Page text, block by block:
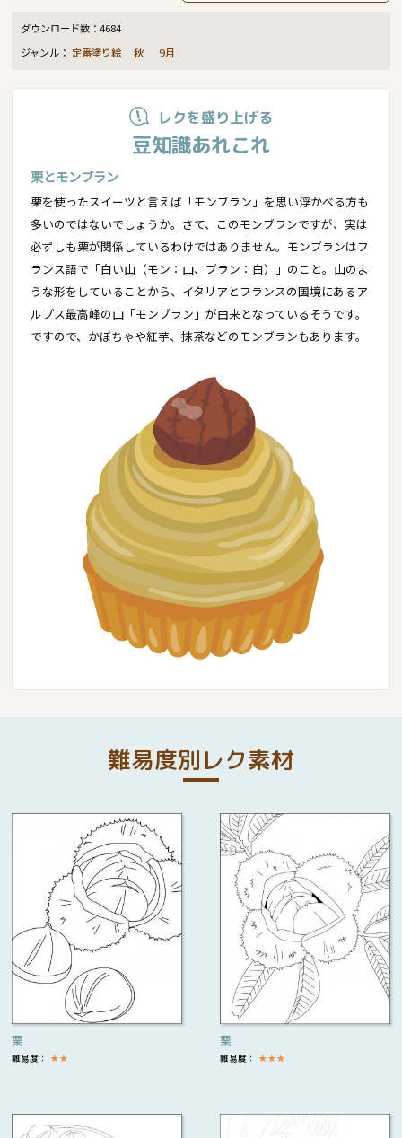
ダウンロード数：4684
ジャンル： 定番塗り絵 秋 9月
レクを盛り上げる
豆知識あれこれ
栗とモンブラン
栗を使ったスイーツと言えば「モンブラン」を思い浮かべる方も
多いのではないでしょうか。さて、このモンブランですが、実は
必ずしも栗が関係しているわけではありません。モンブランはフ
ランス語で「白い山（モン：山、ブラン：白）」のこと。山のよ
うな形をしていることから、イタリアとフランスの国境にあるア
ルプス最高峰の山「モンブラン」が由来となっているそうです。
ですので、かぼちゃや紅芋、抹茶などのモンブランもあります。
難易度別レク素材
栗
難易度： ★★
栗
難易度： ★★★